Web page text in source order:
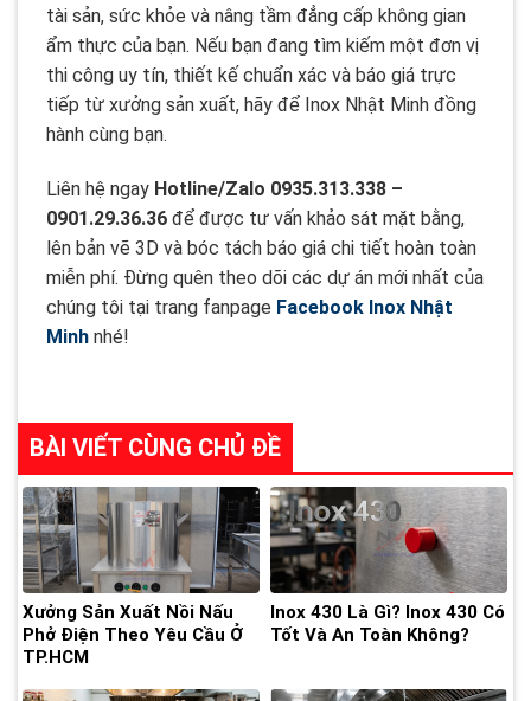
tài sản, sức khỏe và nâng tầm đẳng cấp không gian
ẩm thực của bạn. Nếu bạn đang tìm kiếm một đơn vị
thi công uy tín, thiết kế chuẩn xác và báo giá trực
tiếp từ xưởng sản xuất, hãy để Inox Nhật Minh đồng
hành cùng bạn.
Liên hệ ngay Hotline/Zalo 0935.313.338 –
0901.29.36.36 để được tư vấn khảo sát mặt bằng,
lên bản vẽ 3D và bóc tách báo giá chi tiết hoàn toàn
miễn phí. Đừng quên theo dõi các dự án mới nhất của
chúng tôi tại trang fanpage Facebook Inox Nhật
Minh nhé!
BÀI VIẾT CÙNG CHỦ ĐỀ
Xưởng Sản Xuất Nồi Nấu
Phở Điện Theo Yêu Cầu Ở
TP.HCM
Inox 430 Là Gì? Inox 430 Có
Tốt Và An Toàn Không?